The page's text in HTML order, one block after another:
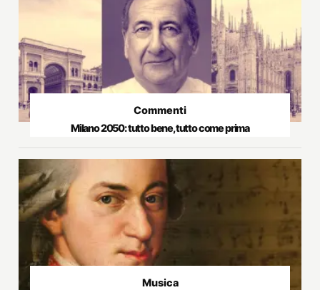
Commenti
Milano 2050: tutto bene, tutto come prima
Musica